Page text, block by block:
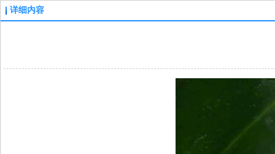
详细内容